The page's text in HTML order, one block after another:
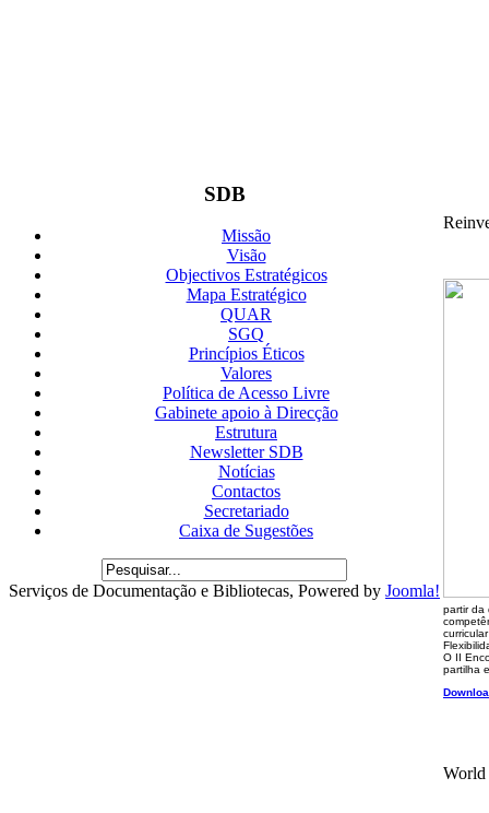
SDB
Missão
Visão
Objectivos Estratégicos
Mapa Estratégico
QUAR
SGQ
Princípios Éticos
Valores
Política de Acesso Livre
Gabinete apoio à Direcção
Estrutura
Newsletter SDB
Notícias
Contactos
Secretariado
Caixa de Sugestões
Serviços de Documentação e Bibliotecas, Powered by Joomla!
partir da
O II
partilha
World